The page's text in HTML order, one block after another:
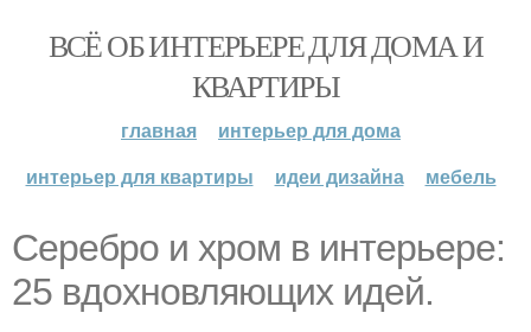
ВСЁ ОБ ИНТЕРЬЕРЕ ДЛЯ ДОМА И
КВАРТИРЫ
главная
интерьер для дома
интерьер для квартиры
идеи дизайна мебель
Серебро и хром в интерьере:
25 вдохновляющих идей.